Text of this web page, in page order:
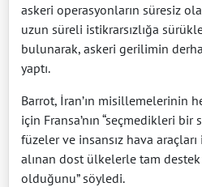
askeri operasyonların süresiz
uzun süreli istikrarsızlığa
bulunarak, askeri gerilimin derhal
yaptı.
Barrot, İran’ın misillemelerinin
için Fransa’nın “seçmedikleri
füzeler ve insansız hava
alınan dost ülkelerle tam
olduğunu” söyledi.